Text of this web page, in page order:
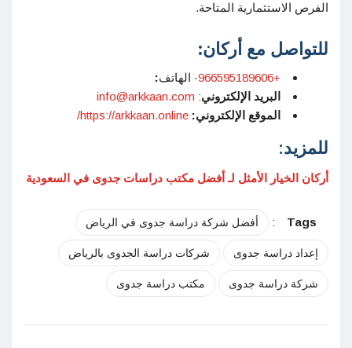
الفرص الاستثمارية المتاحة.
للتواصل مع أركان:
+966595189606 · الهاتف:
البريد الإلكتروني:
info@arkkaan.com
الموقع الإلكتروني: https://arkkaan.online/
للمزيد:
أركان الخيار الأمثل لـ أفضل مكتب دراسات جدوى في السعودية
Tags
: أفضل شركة دراسة جدوى في الرياض
إعداد دراسة جدوى شركات دراسة الجدوى بالرياض
شركة دراسة جدوى مكتب دراسة جدوى